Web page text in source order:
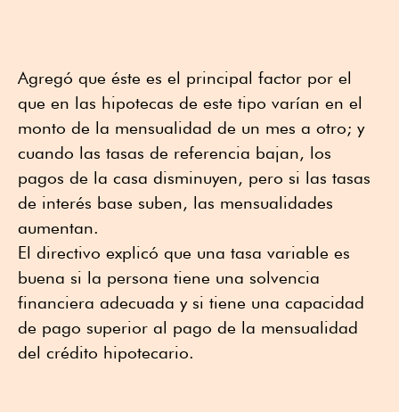
Agregó que éste es el principal factor por el
que en las hipotecas de este tipo varían en el
monto de la mensualidad de un mes a otro; y
cuando las tasas de referencia bajan, los
pagos de la casa disminuyen, pero si las tasas
de interés base suben, las mensualidades
aumentan.
El directivo explicó que una tasa variable es
buena si la persona tiene una solvencia
financiera adecuada y si tiene una capacidad
de pago superior al pago de la mensualidad
del crédito hipotecario.